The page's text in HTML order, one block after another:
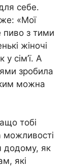
себе.
«Мої
пиво з тими
жіночі
сім’ї. А
зробила
ким можна
тобі
можливості
додому, як
які